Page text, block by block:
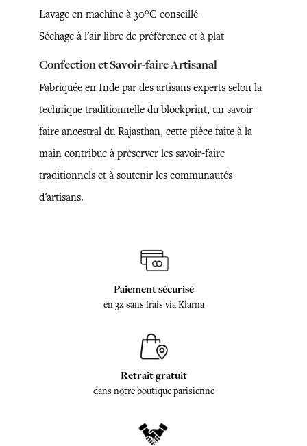
Lavage en machine à 30°C conseillé
Séchage à l'air libre de préférence et à plat
Confection et Savoir-faire Artisanal
Fabriquée en Inde par des artisans experts selon la
technique traditionnelle du blockprint, un savoir-
faire ancestral du Rajasthan, cette pièce faite à la
main contribue à préserver les savoir-faire
traditionnels et à soutenir les communautés
d'artisans.
Paiement sécurisé
en 3x sans frais via Klarna
Retrait gratuit
dans notre boutique parisienne